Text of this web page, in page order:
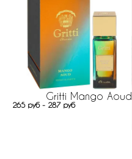
Gritti Mango Aoud
265 руб - 287 руб